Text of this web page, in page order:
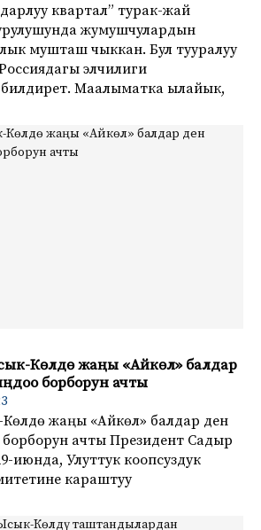
квартал” турак-жай
жумушчулардын
мушташ чыккан. Бул тууралуу
элчилиги
Маалыматка ылайык,
Көлдө жаңы «Айкөл» балдар
борборун ачты
жаңы «Айкөл» балдар ден
борборун ачты Президент Садыр
июнда, Улуттук коопсуздук
караштуу